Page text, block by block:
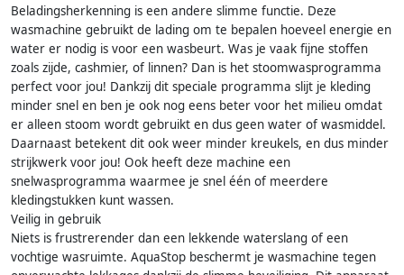
Beladingsherkenning is een andere slimme functie. Deze
wasmachine gebruikt de lading om te bepalen hoeveel energie en
water er nodig is voor een wasbeurt. Was je vaak fijne stoffen
zoals zijde, cashmier, of linnen? Dan is het stoomwasprogramma
perfect voor jou! Dankzij dit speciale programma slijt je kleding
minder snel en ben je ook nog eens beter voor het milieu omdat
er alleen stoom wordt gebruikt en dus geen water of wasmiddel.
Daarnaast betekent dit ook weer minder kreukels, en dus minder
strijkwerk voor jou! Ook heeft deze machine een
snelwasprogramma waarmee je snel één of meerdere
kledingstukken kunt wassen.
Veilig in gebruik
Niets is frustrerender dan een lekkende waterslang of een
vochtige wasruimte. AquaStop beschermt je wasmachine tegen